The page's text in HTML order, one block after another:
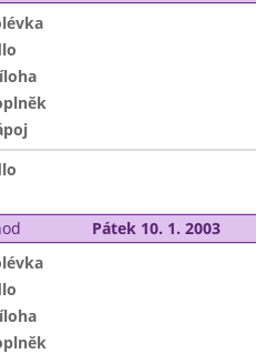
Pátek 10. 1. 2003